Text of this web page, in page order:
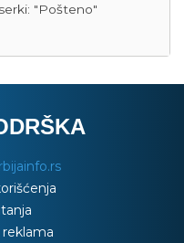
"Pošteno"